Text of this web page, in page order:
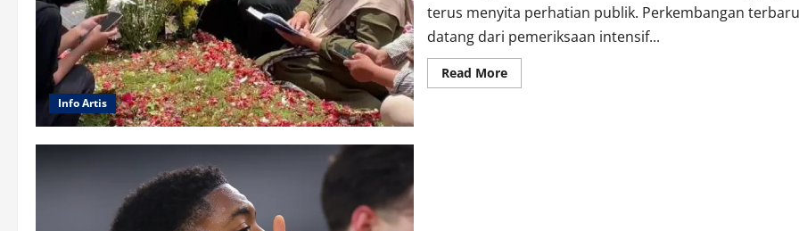
Info Artis
terus menyita perhatian publik. Perkembangan terbaru
datang dari pemeriksaan intensif...
Read MoreRead
more